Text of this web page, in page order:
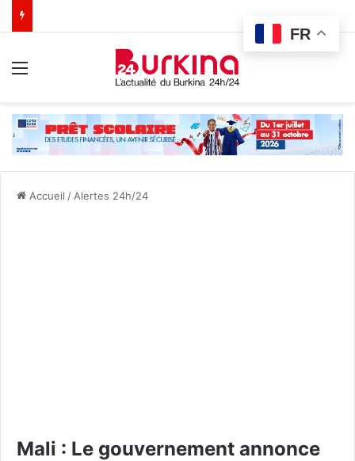
Accueil / Alertes 24h/24
Mali : Le gouvernement annonce
FR